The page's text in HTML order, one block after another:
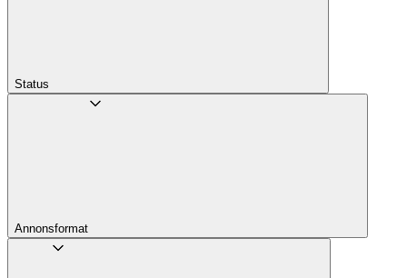
Status
Annons­format